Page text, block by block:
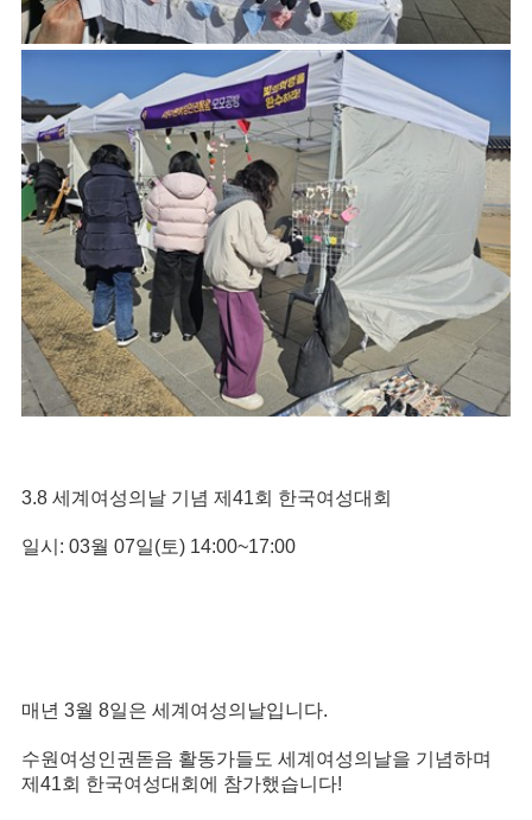
3.8 세계여성의날 기념 제 41회 한국여성대회
일시 : 03월 07일(토) 14:00~17:00
매년 3월 8일은 세계여성의날입니다.
수원여성인권돋음 활동가들도 세계여성의날을 기념하며
제 41회 한국여성대회에 참가했습니다!